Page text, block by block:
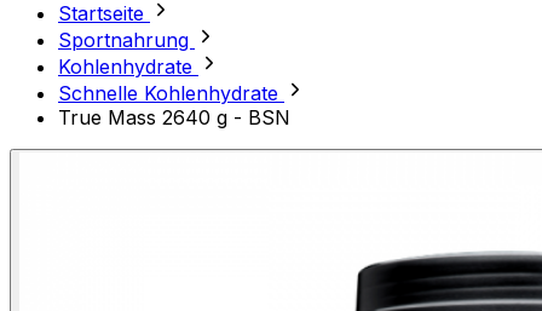
Startseite
Sportnahrung
Kohlenhydrate
Schnelle Kohlenhydrate
True Mass 2640 g - BSN